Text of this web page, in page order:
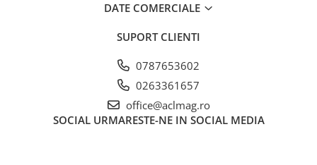
DATE COMERCIALE
SUPORT CLIENTI
0787653602
0263361657
office@aclmag.ro
SOCIAL URMARESTE-NE IN SOCIAL MEDIA